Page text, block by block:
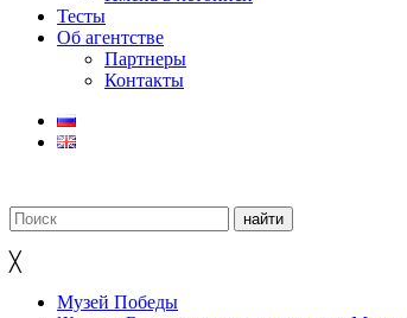
Тесты
Об агентстве
Партнеры
Контакты
╳
Музей Победы